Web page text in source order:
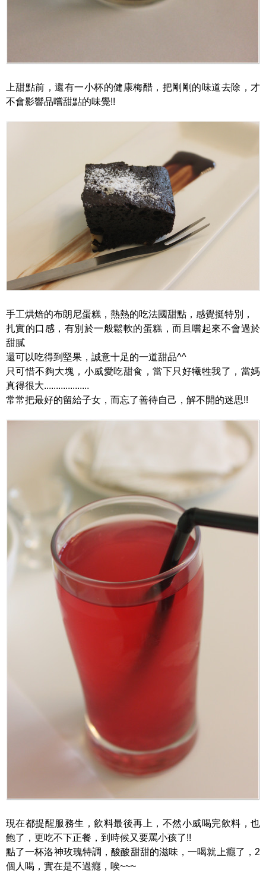
上甜點前，還有一小杯的健康梅醋，把剛剛的味道去除，才
不會影響品嚐甜點的味覺!!
手工烘焙的布朗尼蛋糕，熱熱的吃法國甜點，感覺挺特別，
扎實的口感，有別於一般鬆軟的蛋糕，而且嚐起來不會過於
甜膩
還可以吃得到堅果，誠意十足的一道甜品^^
只可惜不夠大塊，小威愛吃甜食，當下只好犧牲我了，當媽
真得很大...................
常常把最好的留給子女，而忘了善待自己，解不開的迷思!!
現在都提醒服務生，飲料最後再上，不然小威喝完飲料，也
飽了，更吃不下正餐，到時候又要罵小孩了!!
點了一杯洛神玫瑰特調，酸酸甜甜的滋味，一喝就上癮了，2
個人喝，實在是不過癮，唉~~~